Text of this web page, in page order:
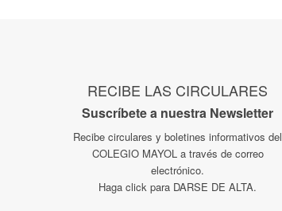
RECIBE LAS CIRCULARES
Suscríbete a nuestra Newsletter
Recibe circulares y boletines informativos del
COLEGIO MAYOL a través de correo
electrónico.
Haga click para DARSE DE ALTA.